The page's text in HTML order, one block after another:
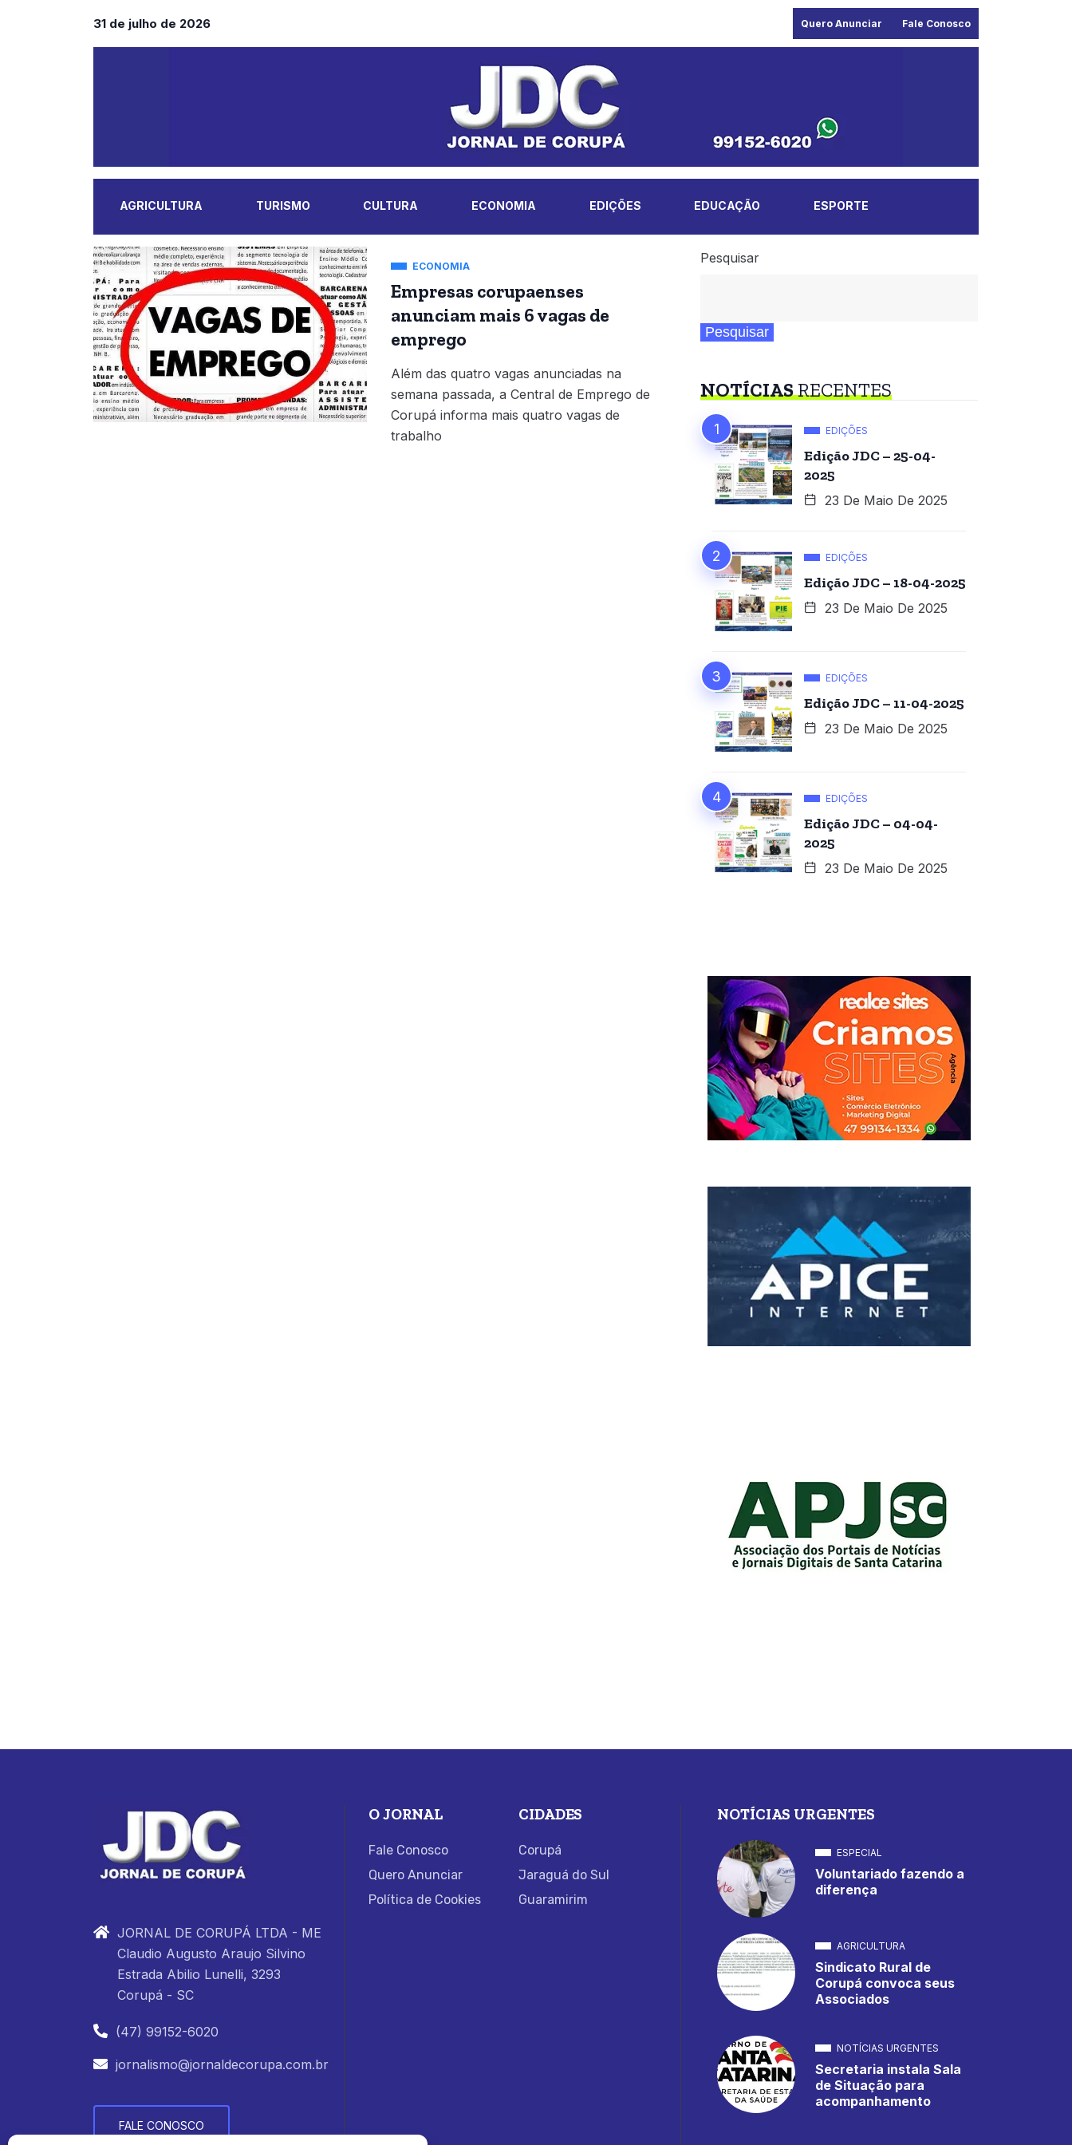
31 de julho de 2026 Quero Anunciar Fale Conosco
AGRICULTURA TURISMO CULTURA ECONOMIA EDIÇÕES EDUCAÇÃO ESPORTE
MAIS ECONOMIA
Empresas corupaenses
anunciam mais 6 vagas de
emprego
Além das quatro vagas anunciadas na
semana passada, a Central de Emprego de
Corupá informa mais quatro vagas de
trabalho
Pesquisar
Pesquisar
NOTÍCIASRECENTES
EDIÇÕES
Edição JDC – 25-04-
2025
23 De Maio De 2025
EDIÇÕES
Edição JDC – 18-04-2025
23 De Maio De 2025
EDIÇÕES
Edição JDC – 11-04-2025
23 De Maio De 2025
EDIÇÕES
Edição JDC – 04-04-
2025
23 De Maio De 2025
JORNAL DE CORUPÁ LTDA - ME
Claudio Augusto Araujo Silvino
Estrada Abilio Lunelli, 3293
Corupá - SC
(47) 99152-6020
jornalismo@jornaldecorupa.com.br
FALE CONOSCO
O JORNAL
Fale Conosco
Quero Anunciar
Política de Cookies
CIDADES
Corupá
Jaraguá do Sul
Guaramirim
NOTÍCIAS URGENTES
ESPECIAL
Voluntariado fazendo a
diferença
AGRICULTURA
Sindicato Rural de
Corupá convoca seus
Associados
NOTÍCIAS URGENTES
Secretaria instala Sala
de Situação para
acompanhamento